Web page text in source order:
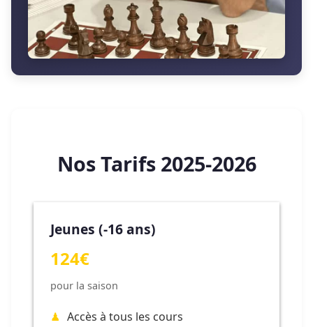
Nos Tarifs 2025-2026
Jeunes (-16 ans)
124€
pour la saison
Accès à tous les cours